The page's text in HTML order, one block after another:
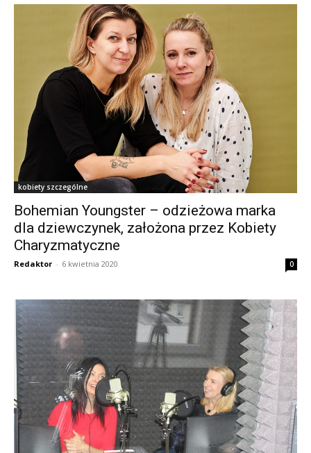
kobiety szczególne
Bohemian Youngster – odzieżowa marka
dla dziewczynek, założona przez Kobiety
Charyzmatyczne
Redaktor - 6 kwietnia 2020 0